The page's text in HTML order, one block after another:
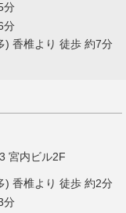
分
分
) 香椎より 徒歩 約7分
宮内ビル2F
) 香椎より 徒歩 約2分
分